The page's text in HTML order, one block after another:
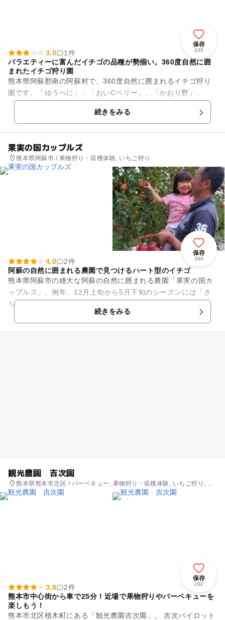
保存
105
3.0
1件
バラエティーに富んだイチゴの品種が勢揃い。360度自然に囲
まれたイチゴ狩り園
熊本県阿蘇郡南の阿蘇村で、360度自然に囲まれるイチゴ狩り
園です。「ゆうべに」、「おいCベリー」、「かおり野」、
「よつ星」、「ベリーポップすず」、「恋みのり」、そして本
数限定で「星うらら」、「桃...続きをみる
果実の国カップルズ
熊本県阿蘇市 / 果物狩り・収穫体験, いちご狩り
保存
268
4.0
2件
阿蘇の自然に囲まれる農園で見つけるハート型のイチゴ
熊本県阿蘇市の雄大な阿蘇の自然に囲まれる農園「果実の国カ
ップルズ」。例年、12月上旬から5月下旬のシーズンには「さ
ちのか」、「おいCベリー」、「かなみひめ」など6種類のがい
っぱいに実り、甘い香り...続きをみる
観光農園 吉次園
熊本県熊本市北区 / バーベキュー, 果物狩り・収穫体験, いちご狩り, レ
ストラン・カフェ
保存
292
3.8
2件
熊本市中心街から車で25分！近場で果物狩りやバーベキューを
楽しもう！
熊本市北区植木町にある「観光農園吉次園」。 吉次パイロット